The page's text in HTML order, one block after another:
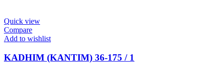
Quick view
Compare
Add to wishlist
KADHIM (ΚΑΝΤΙΜ) 36-175 / 1